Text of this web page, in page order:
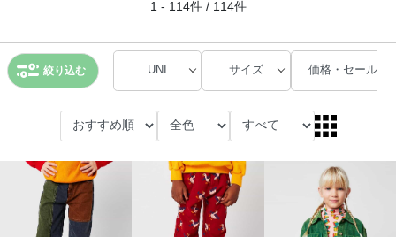
1 - 114件 / 114件
絞り込む UNI サイズ 価格・セール